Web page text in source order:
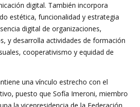
digital. También incorpora
estética, funcionalidad y estrategia
digital de organizaciones,
y desarrolla actividades de formación
cooperativismo y equidad de
una vínculo estrecho con el
puesto que Sofía Imeroni, miembro